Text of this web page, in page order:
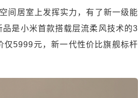
间居室上发挥实力，有了新一级能
是小米首款搭载层流柔风技术的3
仅5999元，新一代性价比旗舰标杆